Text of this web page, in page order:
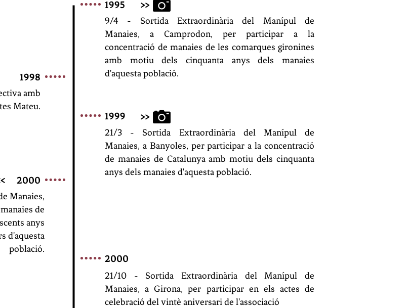
1998
amb
Mateu.
2000
Manaies,
de
anys
d'aquesta
població.
1995 >>
9/4 - Sortida Extraordinària del Manípul de
Manaies, a Camprodon, per participar a la
concentració de manaies de les comarques gironines
amb motiu dels cinquanta anys dels manaies
d'aquesta població.
1999 >>
21/3 - Sortida Extraordinària del Manípul de
Manaies, a Banyoles, per participar a la concentració
de manaies de Catalunya amb motiu dels cinquanta
anys dels manaies d'aquesta població.
2000
21/10 - Sortida Extraordinària del Manípul de
Manaies,a Girona, per participar en els actes de
celebració del vintè aniversari de l'associació